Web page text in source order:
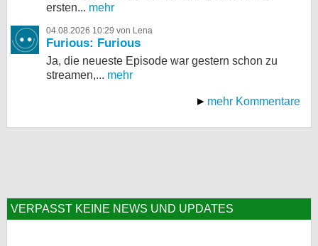
ersten... mehr
04.08.2026 10:29 von Lena
Furious: Furious
Ja, die neueste Episode war gestern schon zu
streamen,... mehr
mehr Kommentare
VERPASST KEINE NEWS UND UPDATES